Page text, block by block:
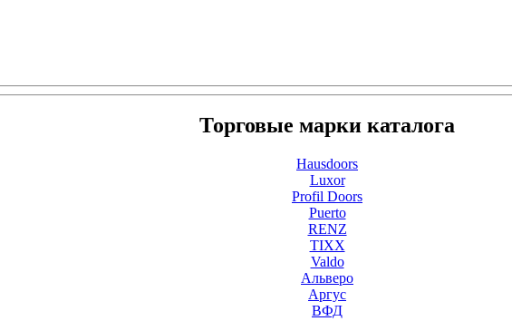
Торговые марки каталога
Hausdoors
Luxor
Profil Doors
Puerto
RENZ
TIXX
Valdo
Альверо
Аргус
ВФД